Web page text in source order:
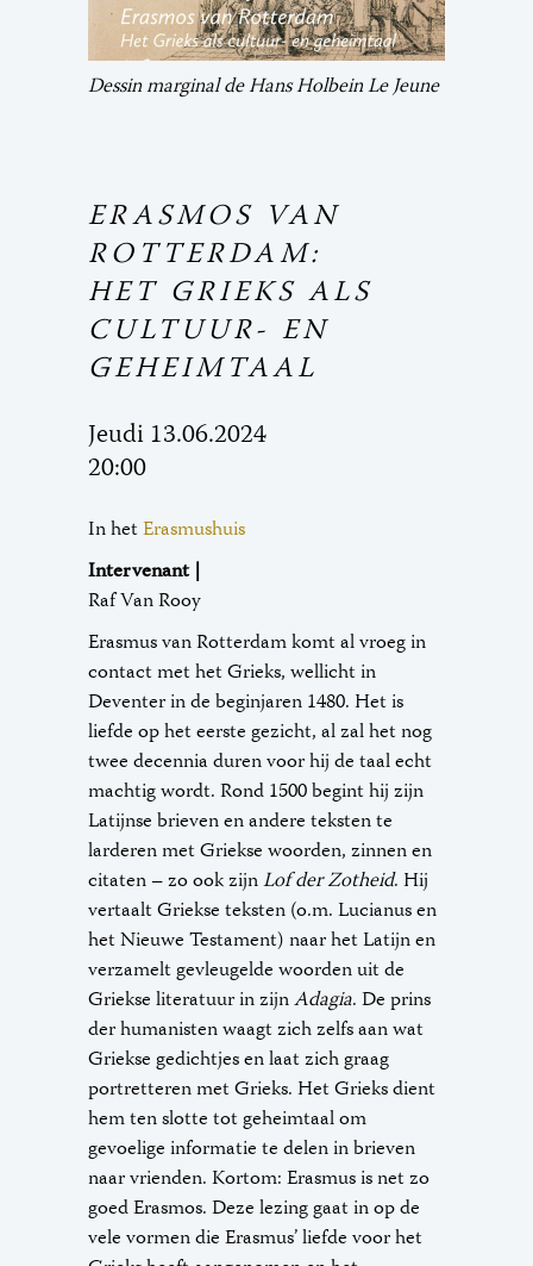
Dessin marginal de Hans Holbein Le Jeune
ERASMOS VAN
ROTTERDAM:
HET GRIEKS ALS
CULTUUR- EN
GEHEIMTAAL
Jeudi 13.06.2024
20:00
In hetErasmushuis
Intervenant |
Raf Van Rooy
Erasmus van Rotterdam komt al vroeg in
contact met het Grieks, wellicht in
Deventer in de beginjaren 1480. Het is
liefde op het eerste gezicht, al zal het nog
twee decennia duren voor hij de taal echt
machtig wordt. Rond 1500 begint hij zijn
Latijnse brieven en andere teksten te
larderen met Griekse woorden, zinnen en
citaten – zo ook zijnLof der Zotheid. Hij
vertaalt Griekse teksten (o.m. Lucianus en
het Nieuwe Testament) naar het Latijn en
verzamelt gevleugelde woorden uit de
Griekse literatuur in zijnAdagia. De prins
der humanisten waagt zich zelfs aan wat
Griekse gedichtjes en laat zich graag
portretteren met Grieks. Het Grieks dient
hem ten slotte tot geheimtaal om
gevoelige informatie te delen in brieven
naar vrienden. Kortom: Erasmus is net zo
goed Erasmos. Deze lezing gaat in op de
vele vormen die Erasmus’ liefde voor het